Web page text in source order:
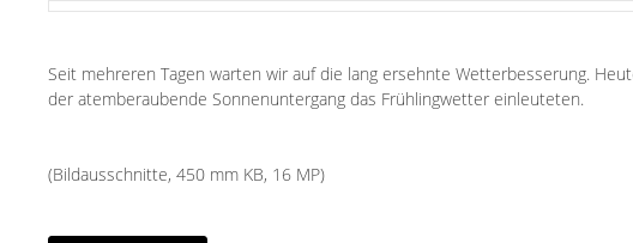
Seit mehreren Tagen warten wir auf die lang ersehnte Wetterbesserung.
der atemberaubende Sonnenuntergang das Frühlingwetter einleuteten.
(Bildausschnitte, 450 mm KB, 16 MP)